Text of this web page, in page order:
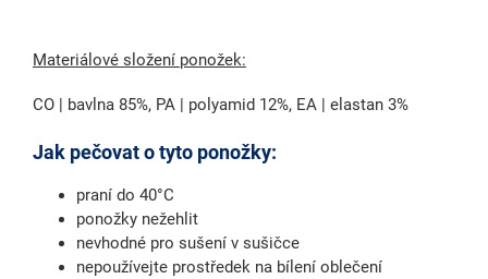
Materiálové složení ponožek:
CO | bavlna 85%, PA | polyamid 12%, EA | elastan 3%
Jak pečovat o tyto ponožky:
praní do 40°C
ponožky nežehlit
nevhodné pro sušení v sušičce
nepoužívejte prostředek na bílení oblečení